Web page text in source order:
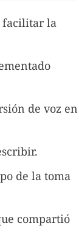
facilitar la
de voz en
de la toma
compartió